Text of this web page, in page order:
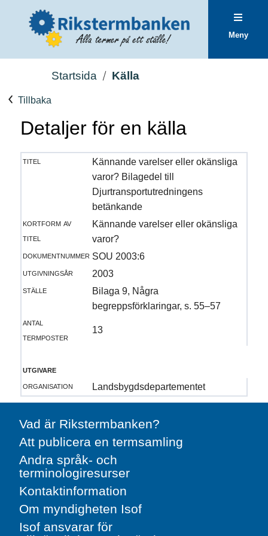
Meny
Startsida Källa
Tillbaka
Detaljer för en källa
titel
Kännande varelser eller okänsliga
varor? Bilagedel till
Djurtransportutredningens
betänkande
kortform av
titel
Kännande varelser eller okänsliga
varor?
dokumentnummer SOU 2003:6
utgivningsår
2003
ställe
Bilaga 9, Några
begreppsförklaringar, s. 55–57
antal
termposter
13
utgivare
organisation
Landsbygdsdepartementet
Vad är Rikstermbanken?
Att publicera en termsamling
Andra språk- och
terminologiresurser
Kontaktinformation
Om myndigheten Isof
Isof ansvarar för